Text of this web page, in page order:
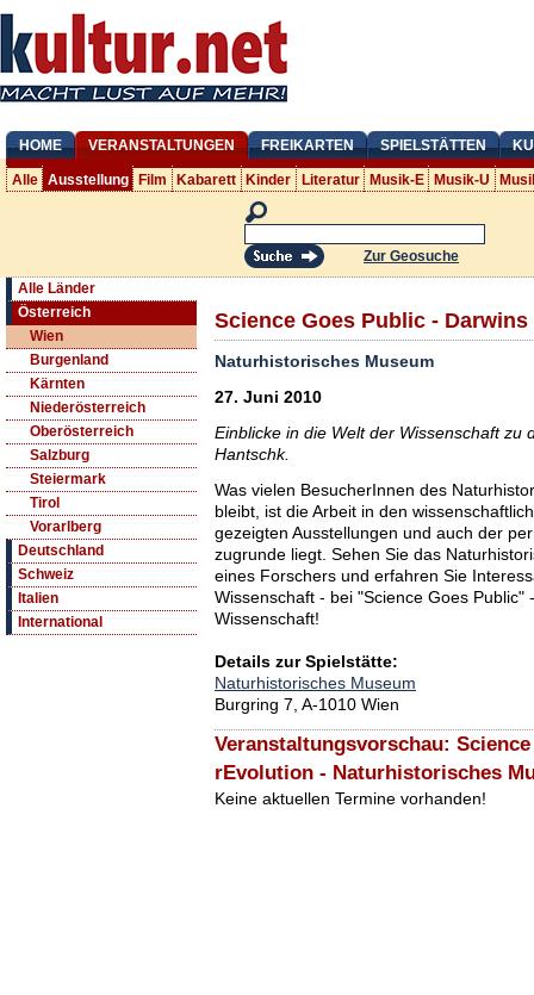
HOME VERANSTALTUNGEN FREIKARTEN SPIELSTÄTTEN
Alle Ausstellung Film Kabarett Kinder Literatur Musik-E Musik-U
Zur Geosuche
Alle Länder
Österreich
Wien
Burgenland
Kärnten
Niederösterreich
Oberösterreich
Salzburg
Steiermark
Tirol
Vorarlberg
Deutschland
Schweiz
Italien
International
Science Goes Public -
Naturhistorisches Museum
27. Juni 2010
Einblicke in die Welt der Wissenschaft zu
Hantschk.
Was vielen BesucherInnen des
bleibt, ist die Arbeit in den
gezeigten Ausstellungen und auch der
zugrunde liegt. Sehen Sie das
eines Forschers und erfahren Sie
Wissenschaft - bei "Science Goes Public"
Wissenschaft!
Details zur Spielstätte:
Naturhistorisches Museum
Burgring 7, A-1010 Wien
Veranstaltungsvorschau:
rEvolution - Naturhistorisches
Keine aktuellen Termine vorhanden!